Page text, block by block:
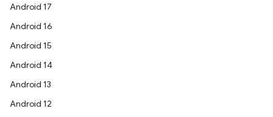
Android 17
Android 16
Android 15
Android 14
Android 13
Android 12